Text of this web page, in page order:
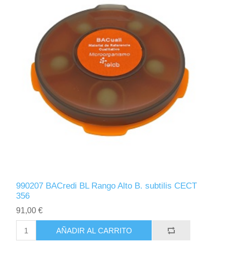
990207 BACredi BL Rango Alto B. subtilis CECT
356
91,00 €
AÑADIR AL CARRITO